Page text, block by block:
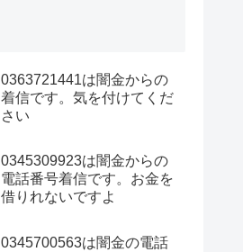
0363721441は闇金からの
着信です。気を付けてくだ
さい
0345309923は闇金からの
電話番号着信です。お金を
借りれないですよ
0345700563は闇金の電話